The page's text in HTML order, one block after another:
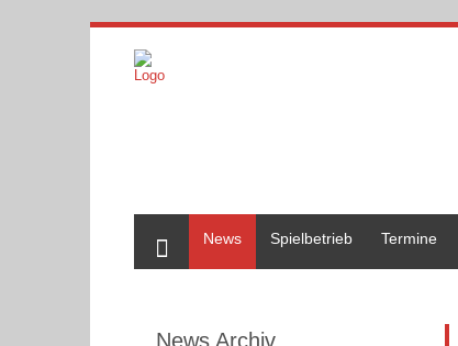
News
Spielbetrieb Termine
News Archiv